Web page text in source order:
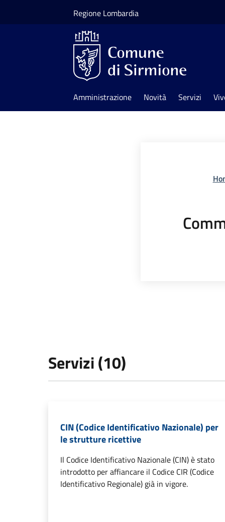
Regione Lombardia
Amministrazione Novità Servizi
Servizi (10)
CIN (Codice Identificativo Nazionale) per
le strutture ricettive
Il Codice Identificativo Nazionale (CIN) è stato
introdotto per affiancare il Codice CIR (Codice
Identificativo Regionale) già in vigore.